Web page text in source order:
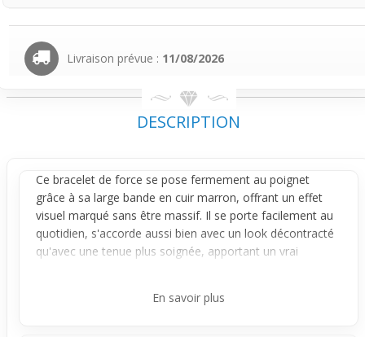
Livraison prévue : 11/08/2026
DESCRIPTION
Ce bracelet de force se pose fermement au poignet
grâce à sa large bande en cuir marron, offrant un effet
visuel marqué sans être massif. Il se porte facilement au
quotidien, s'accorde aussi bien avec un look décontracté
qu'avec une tenue plus soignée, apportant un vrai
La lanière centrale traverse le bracelet et vient connecter
En savoir plus